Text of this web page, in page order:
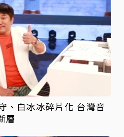
、白冰冰碎片化 台灣音
層